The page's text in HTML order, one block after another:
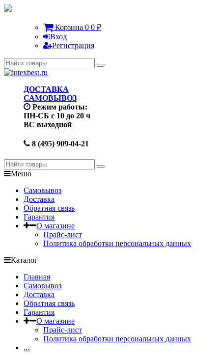
Корзина 0 0 ₽
Вход
Регистрация
ДОСТАВКА
САМОВЫВОЗ
Режим работы:
ПН-СБ с 10 до 20 ч
ВС выходной
8 (495) 909-04-21
Меню
Самовывоз
Доставка
Обратная связь
Гарантия
О магазине
Прайс-лист
Политика обработки персональных данных
Каталог
Главная
Самовывоз
Доставка
Обратная связь
Гарантия
О магазине
Прайс-лист
Политика обработки персональных данных
...